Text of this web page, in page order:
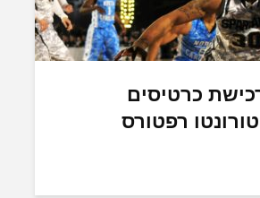
כרטיסים
רפטורס